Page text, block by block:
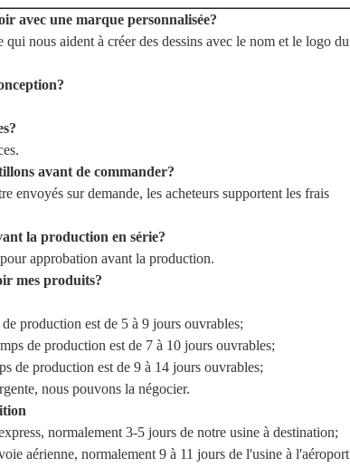
avec une marque personnalisée?
nous aident à créer des dessins avec le nom et le logo du
avant de commander?
envoyés sur demande, les acheteurs supportent les frais
la production en série?
approbation avant la production.
mes produits?
production est de 5 à 9 jours ouvrables;
de production est de 7 à 10 jours ouvrables;
de production est de 9 à 14 jours ouvrables;
nous pouvons la négocier.
normalement 3-5 jours de notre usine à destination;
aérienne, normalement 9 à 11 jours de l'usine à l'aéroport